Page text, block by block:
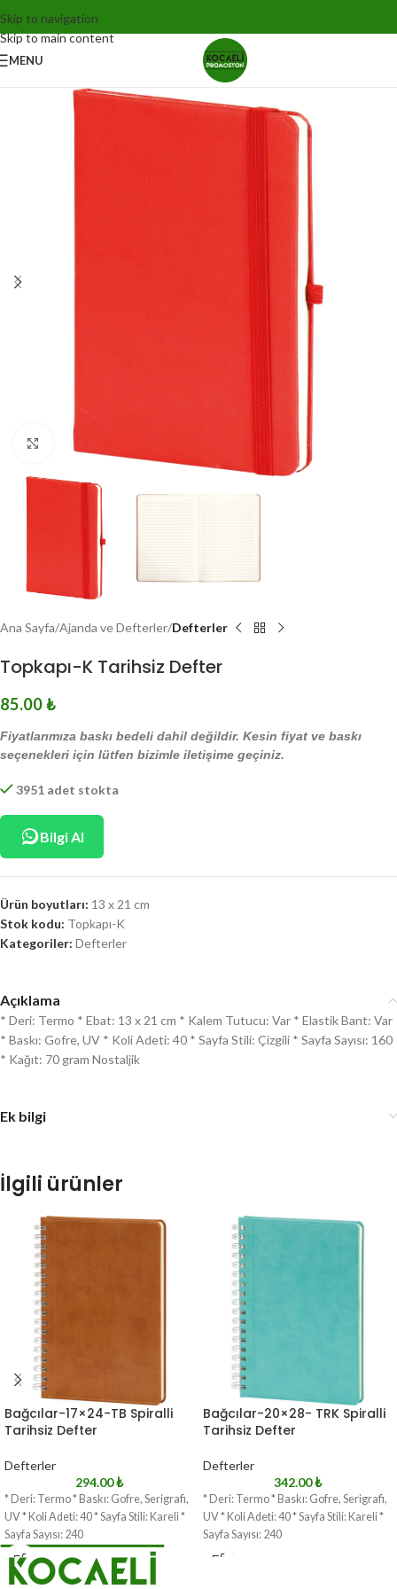
Skip to navigation
Skip to main content
MENU
Click to enlarge
Ana Sayfa Ajanda ve Defterler Defterler
Topkapı-K Tarihsiz Defter
85.00₺
Fiyatlarımıza baskı bedeli dahil değildir. Kesin fiyat ve baskı
seçenekleri için lütfen bizimle iletişime geçiniz.
3951 adet stokta
Bilgi Al
Ürün boyutları: 13 x 21 cm
Stok kodu: Topkapı-K
Kategoriler: Defterler
Açıklama
* Deri: Termo * Ebat: 13 x 21 cm * Kalem Tutucu: Var * Elastik Bant: Var
* Baskı: Gofre, UV * Koli Adeti: 40 * Sayfa Stili: Çizgili * Sayfa Sayısı: 160
* Kağıt: 70 gram Nostaljik
Ek bilgi
İlgili ürünler
Bağcılar-17×24-TB Spiralli
Tarihsiz Defter
Defterler
294.00₺
* Deri: Termo * Baskı: Gofre, Serigrafi,
UV * Koli Adeti: 40 * Sayfa Stili: Kareli *
Sayfa Sayısı: 240
Bağcılar-20×28- TRK Spiralli
Tarihsiz Defter
Defterler
342.00₺
* Deri: Termo * Baskı: Gofre, Serigrafi,
UV * Koli Adeti: 40 * Sayfa Stili: Kareli *
Sayfa Sayısı: 240